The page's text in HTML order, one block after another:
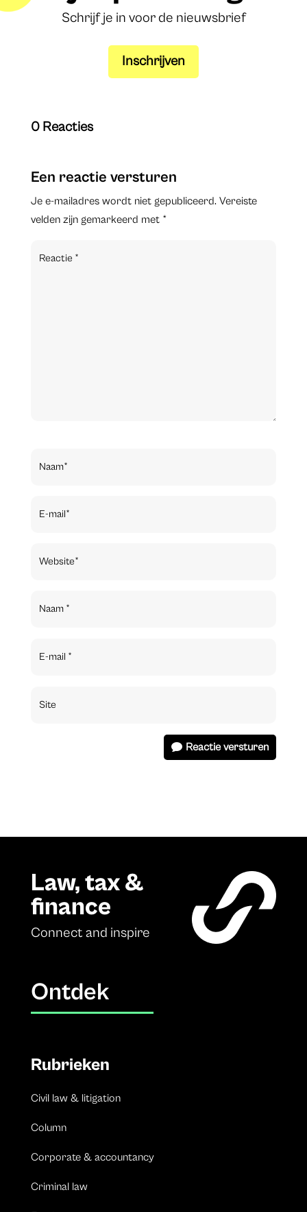
Schrijf je in voor de nieuwsbrief
Inschrijven
0 Reacties
Een reactie versturen
Je e-mailadres wordt niet gepubliceerd. Vereiste
velden zijn gemarkeerd met *
Reactie versturen
Law, tax &
finance
Connect and inspire
Ontdek
Rubrieken
Civil law & litigation
Column
Corporate & accountancy
Criminal law